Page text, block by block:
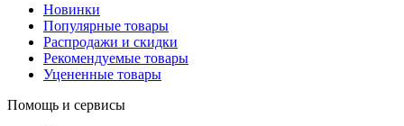
Новинки
Популярные товары
Распродажи и скидки
Рекомендуемые товары
Уцененные товары
Помощь и сервисы